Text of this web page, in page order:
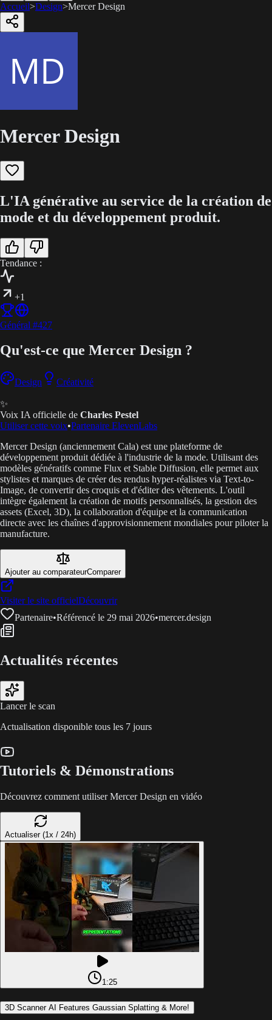
Accueil>Design>Mercer Design
Mercer Design
L'IA générative au service de la création de
mode et du développement produit.
Tendance :
+1
Général #427
Qu'est-ce que Mercer Design ?
Design Créativité
✨
Voix IA officielle de Charles Pestel
Utiliser cette voix•Partenaire ElevenLabs
Mercer Design (anciennement Cala) est une plateforme de
développement produit dédiée à l'industrie de la mode. Utilisant des
modèles génératifs comme Flux et Stable Diffusion, elle permet aux
stylistes et marques de créer des rendus hyper-réalistes via Text-to-
Image, de convertir des croquis et d'éditer des vêtements. L'outil
intègre également la création de motifs personnalisés, la gestion des
assets (Excel, 3D), la collaboration d'équipe et la communication
directe avec les chaînes d'approvisionnement mondiales pour piloter la
manufacture.
Ajouter au comparateurComparer
Visiter le site officielDécouvrir
Partenaire•Référencé le 29 mai 2026•mercer.design
Actualités récentes
Lancer le scan
Actualisation disponible tous les 7 jours
Tutoriels & Démonstrations
Découvrez comment utiliser Mercer Design en vidéo
Actualiser (1x / 24h)
1:25
3D Scanner AI Features Gaussian Splatting & More!